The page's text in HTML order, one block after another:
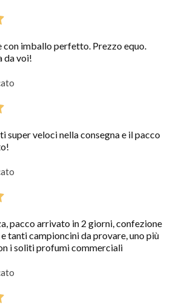
con imballo perfetto. Prezzo equo.
da voi!
super veloci nella consegna e il pacco
pacco arrivato in 2 giorni, confezione
tanti campioncini da provare, uno più
i soliti profumi commerciali